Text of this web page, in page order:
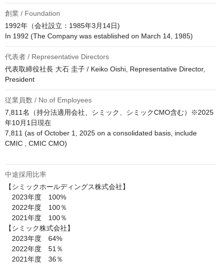
創業 / Foundation
1992年（会社設立：1985年3月14日)
代表者 / Representative Directors
代表取締役社長 大石 圭子 / Keiko Oishi, Representative Director,
President
従業員数 / No.of Employees
7,811名（持分法適用会社、シミック、シミックCMO含む）※2025
年10月1日現在
7,811 (as of October 1, 2025 on a consolidated basis, include
CMIC , CMIC CMO)
中途採用比率
【シミックホールディングス株式会社】
2023年度　100%
2022年度　100％
2021年度　100％
【シミック株式会社】
2023年度　64%
2022年度　51％
2021年度　36％